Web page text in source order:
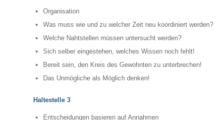
Organisation
Was muss wie und zu welcher Zeit neu koordiniert werden?
Welche Nahtstellen müssen untersucht werden?
Sich selber eingestehen, welches Wissen noch fehlt!
Bereit sein, den Kreis des Gewohnten zu unterbrechen!
Das Unmögliche als Möglich denken!
Haltestelle 3
Entscheidungen basieren auf Annahmen